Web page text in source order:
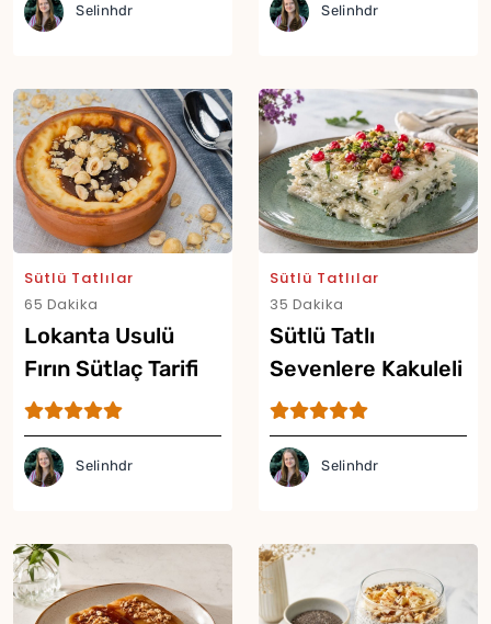
Selinhdr Selinhdr
Sütlü Tatlılar
65 Dakika
Lokanta Usulü
Fırın Sütlaç Tarifi
Selinhdr
Sütlü Tatlılar
35 Dakika
Sütlü Tatlı
Sevenlere Kakuleli
Reyhanlı Güllaç
Tarifi
Selinhdr